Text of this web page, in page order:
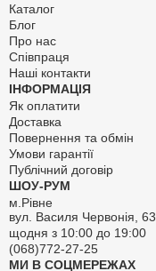
Каталог
Блог
Про нас
Співпраця
Наші контакти
ІНФОРМАЦІЯ
Як оплатити
Доставка
Повернення та обмін
Умови гарантії
Публічний договір
ШОУ-РУМ
м.Рівне
вул. Василя Червонія, 63
щодня з 10:00 до 19:00
(068)772-27-25
МИ В СОЦМЕРЕЖАХ